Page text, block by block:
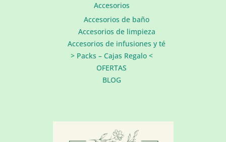
Accesorios
Accesorios de baño
Accesorios de limpieza
Accesorios de infusiones y té
> Packs – Cajas Regalo <
OFERTAS
BLOG